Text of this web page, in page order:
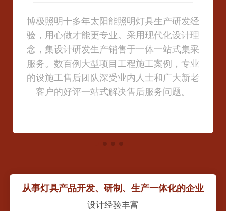
公司专注太阳能路灯/景观灯/庭院灯等户外照
明产品生产、销售、施工，坚决不做以次充
好的产品，做一个有责任感的企业。做1个工
程立1个标杆，标准的安装手册，现场的培训
体系，做到让客户满意
博极照明十多年太阳能照明灯具生产研发经
验，用心做才能更专业。采用现代化设计理
念，集设计研发生产销售于一体一站式集采
服务。数百例大型项目工程施工案例，专业
的设施工售后团队深受业内人士和广大新老
客户的好评一站式解决售后服务问题。
公司从产品原材料开始严把质量关。拥有大
型折弯机、卷板开平流水线、数控注塑机、
压铸机、折边机、粉末静电喷涂流水线等重
型专业设备，在保障产品质量的同时我们努
力提高产品科技含量。公司拥有一大批高技
术焊工、钣金工师傅，从构思到设计，再到
科研人员不断开拓创新，引进新的生产设备
和研发加工工艺，专业的定制工程师，针对
客户要求设计、定制，解决客户需求。拥有
强大的现场安装团队，安装前制定技术、安
装施工方案、安装进度表，让客户真正做到
采购无忧。
公司专注太阳能路灯/景观灯/庭院灯等户外照
明产品生产、销售、施工，坚决不做以次充
好的产品，做一个有责任感的企业。做1个工
程立1个标杆，标准的安装手册，现场的培训
体系，做到让客户满意
博极照明十多年太阳能照明灯具生产研发经
验，用心做才能更专业。采用现代化设计理
念，集设计研发生产销售于一体一站式集采
服务。数百例大型项目工程施工案例，专业
的设施工售后团队深受业内人士和广大新老
客户的好评一站式解决售后服务问题。
从事灯具产品开发、研制、生产一体化的企业
设计经验丰富